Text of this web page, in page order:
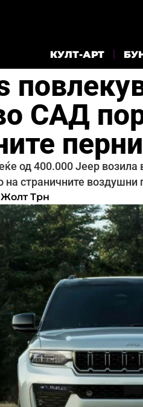
КУЛТ-АРТ
САД
од 400.000 Jeep
страничните воздушни
Жолт Трн